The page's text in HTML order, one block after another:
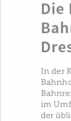
Die
In der
im
der